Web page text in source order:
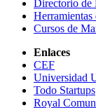
Directorio de
Cursos de
Enlaces
CEF
Universidad
Todo Startups
Royal